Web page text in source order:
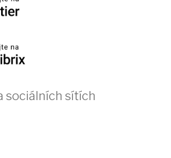
sociálních sítích